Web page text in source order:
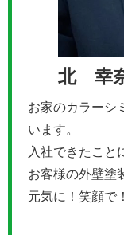
北 幸
お家のカラーシ
います。
入社できたこと
お客様の外壁塗
元気に！笑顔で